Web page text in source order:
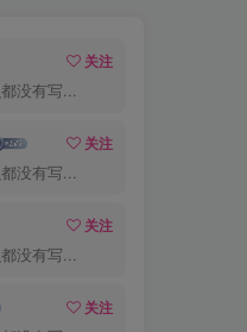
关注
没有写...
关注
没有写...
关注
没有写...
关注